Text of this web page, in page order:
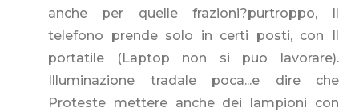
anche per quelle frazioni?purtroppo, Il
telefono prende solo in certi posti, con Il
portatile (Laptop non si puo lavorare).
Illuminazione tradale poca...e dire che
Proteste mettere anche dei lampioni con